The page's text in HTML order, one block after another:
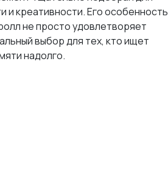
и креативности. Его особенность
не просто удовлетворяет
выбор для тех, кто ищет
надолго.